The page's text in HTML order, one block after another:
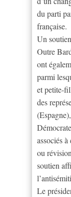
du parti
française.
Un
Outre
ont
parmi
et petite-
des
associés
ou
soutien
Le